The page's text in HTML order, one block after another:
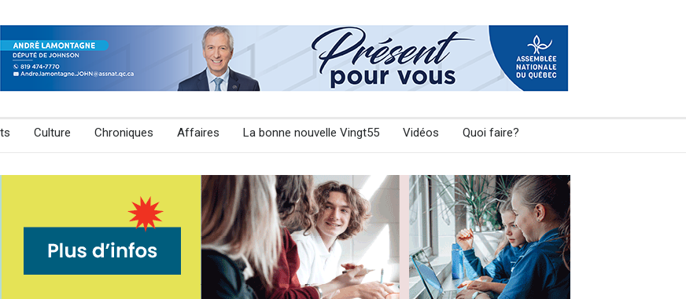
Culture Chroniques Affaires La bonne nouvelle Vingt55 Vidéos Quoi faire?